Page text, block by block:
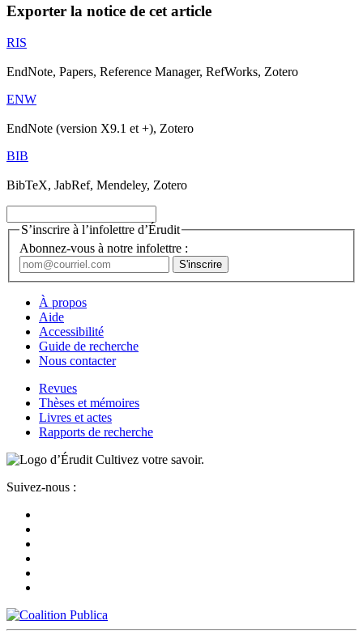
Exporter la notice de cet article
RIS
EndNote, Papers, Reference Manager, RefWorks, Zotero
ENW
EndNote (version X9.1 et +), Zotero
BIB
BibTeX, JabRef, Mendeley, Zotero
S’inscrire à l’infolettre d’Érudit
Abonnez-vous à notre infolettre :
À propos
Aide
Accessibilité
Guide de recherche
Nous contacter
Revues
Thèses et mémoires
Livres et actes
Rapports de recherche
Cultivez votre savoir.
Suivez-nous :